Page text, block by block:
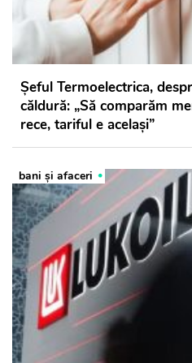
Șeful Termoelectrica,
căldură: „Să comparăm
rece, tariful e același”
bani și afaceri